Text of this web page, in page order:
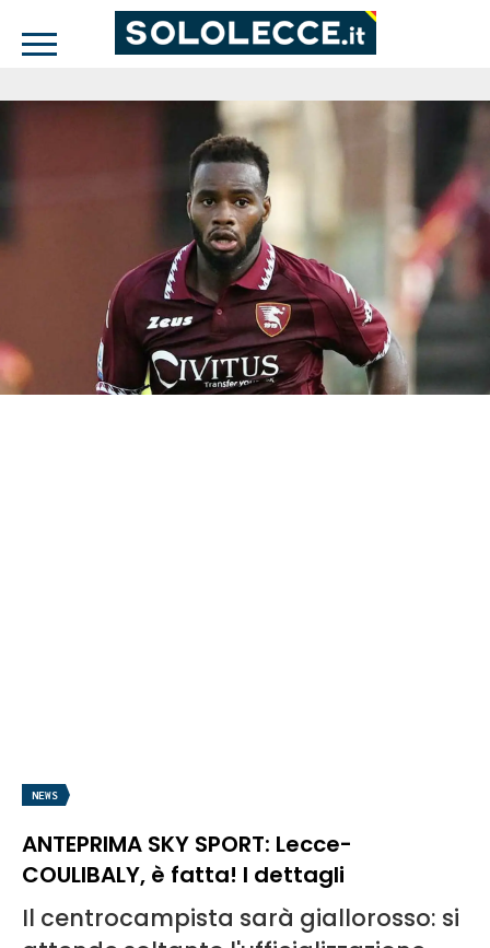
NEWS
ANTEPRIMA SKY SPORT: Lecce-
COULIBALY, è fatta! I dettagli
Il centrocampista sarà giallorosso: si